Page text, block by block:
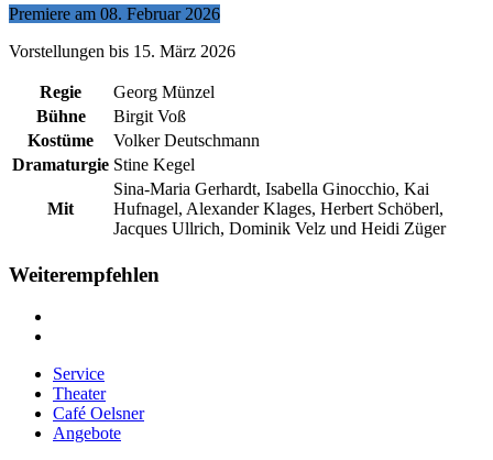
Premiere am 08. Februar 2026
Vorstellungen bis 15. März 2026
Regie
Georg Münzel
Bühne
Birgit Voß
Kostüme
Volker Deutschmann
Dramaturgie Stine Kegel
Mit
Sina-Maria Gerhardt, Isabella Ginocchio, Kai
Hufnagel, Alexander Klages, Herbert Schöberl,
Jacques Ullrich, Dominik Velz und Heidi Züger
Weiterempfehlen
Service
Theater
Café Oelsner
Angebote